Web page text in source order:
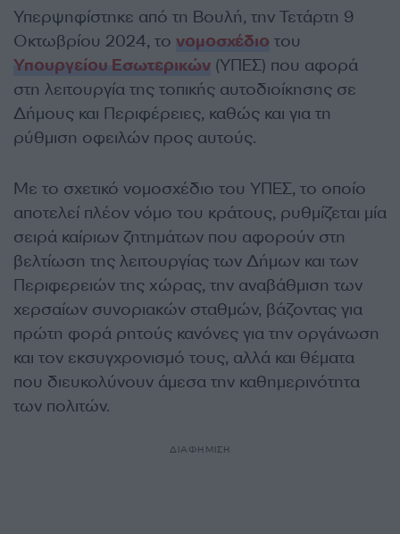
Υπερψηφίστηκε από τη Βουλή, την Τετάρτη 9
Οκτωβρίου 2024, το νομοσχέδιο του
Υπουργείου Εσωτερικών (ΥΠΕΣ) που αφορά
στη λειτουργία της τοπικής αυτοδιοίκησης σε
Δήμους και Περιφέρειες, καθώς και για τη
ρύθμιση οφειλών προς αυτούς.
Με το σχετικό νομοσχέδιο του ΥΠΕΣ, το οποίο
αποτελεί πλέον νόμο του κράτους, ρυθμίζεται μία
σειρά καίριων ζητημάτων που αφορούν στη
βελτίωση της λειτουργίας των Δήμων και των
Περιφερειών της χώρας, την αναβάθμιση των
χερσαίων συνοριακών σταθμών, βάζοντας για
πρώτη φορά ρητούς κανόνες για την οργάνωση
και τον εκσυγχρονισμό τους, αλλά και θέματα
που διευκολύνουν άμεσα την καθημερινότητα
των πολιτών.
ΔΙΑΦΗΜΙΣΗ